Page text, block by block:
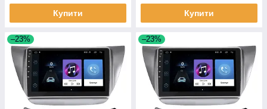
Купити Купити
–23% –23%